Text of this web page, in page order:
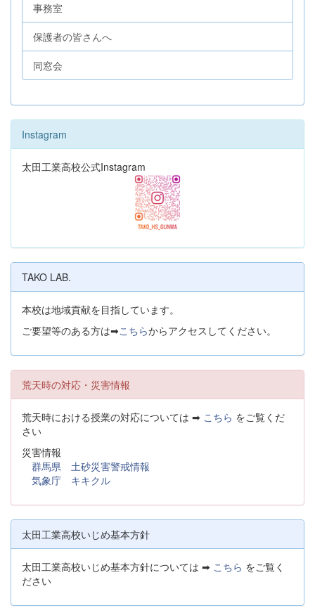
事務室
保護者の皆さんへ
同窓会
Instagram
太田工業高校公式Instagram
TAKO LAB.
本校は地域貢献を目指しています。
ご要望等のある方は➡こちらからアクセスしてください。
荒天時の対応・災害情報
荒天時における授業の対応については ➡ こちら をご覧くだ
さい
災害情報
群馬県 土砂災害警戒情報
気象庁 キキクル
太田工業高校いじめ基本方針
太田工業高校いじめ基本方針については ➡ こちら をご覧く
ださい